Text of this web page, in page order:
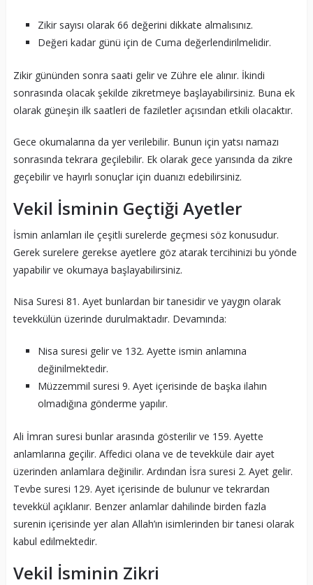
Zikir sayısı olarak 66 değerini dikkate almalısınız.
Değeri kadar günü için de Cuma değerlendirilmelidir.
Zikir gününden sonra saati gelir ve Zühre ele alınır. İkindi
sonrasında olacak şekilde zikretmeye başlayabilirsiniz. Buna ek
olarak güneşin ilk saatleri de faziletler açısından etkili olacaktır.
Gece okumalarına da yer verilebilir. Bunun için yatsı namazı
sonrasında tekrara geçilebilir. Ek olarak gece yarısında da zikre
geçebilir ve hayırlı sonuçlar için duanızı edebilirsiniz.
Vekil İsminin Geçtiği Ayetler
İsmin anlamları ile çeşitli surelerde geçmesi söz konusudur.
Gerek surelere gerekse ayetlere göz atarak tercihinizi bu yönde
yapabilir ve okumaya başlayabilirsiniz.
Nisa Suresi 81. Ayet bunlardan bir tanesidir ve yaygın olarak
tevekkülün üzerinde durulmaktadır. Devamında:
Nisa suresi gelir ve 132. Ayette ismin anlamına
değinilmektedir.
Müzzemmil suresi 9. Ayet içerisinde de başka ilahın
olmadığına gönderme yapılır.
Ali İmran suresi bunlar arasında gösterilir ve 159. Ayette
anlamlarına geçilir. Affedici olana ve de tevekküle dair ayet
üzerinden anlamlara değinilir. Ardından İsra suresi 2. Ayet gelir.
Tevbe suresi 129. Ayet içerisinde de bulunur ve tekrardan
tevekkül açıklanır. Benzer anlamlar dahilinde birden fazla
surenin içerisinde yer alan Allah’ın isimlerinden bir tanesi olarak
kabul edilmektedir.
Vekil İsminin Zikri